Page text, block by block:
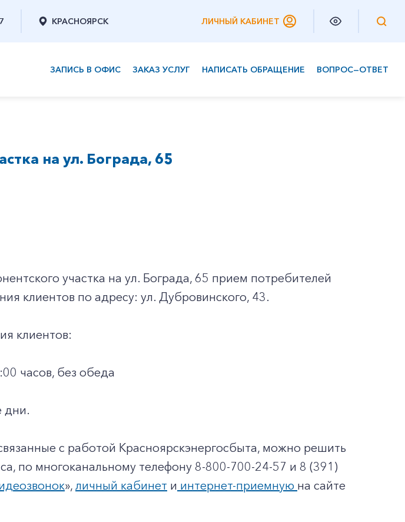
КРАСНОЯРСК ЛИЧНЫЙ КАБИНЕТ
ЗАПИСЬ В ОФИС ЗАКАЗ УСЛУГ НАПИСАТЬ ОБРАЩЕНИЕ ВОПРОС—ОТВЕТ
на ул. Бограда, 65
участка на ул. Бограда, 65 прием потребителей
клиентов по адресу: ул. Дубровинского, 43.
клиентов:
часов, без обеда
дни.
с работой Красноярскэнергосбыта, можно решить
по многоканальному телефону 8-800-700-24-57 и 8 (391)
»,личный кабинет и интернет-приемную на сайте